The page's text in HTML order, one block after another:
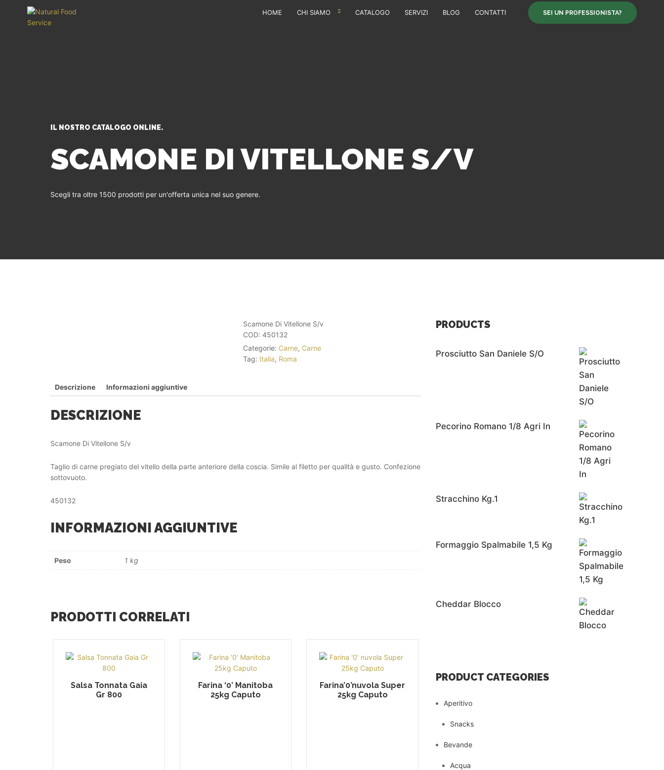
HOME CHI SIAMO CATALOGO SERVIZI BLOG CONTATTI SEI UN PROFESSIONISTA?
IL NOSTRO CATALOGO ONLINE.
SCAMONE DI VITELLONE S/V
Scegli tra oltre 1500 prodotti per un'offerta unica nel suo genere.
Scamone Di Vitellone S/v
COD: 450132
Categorie: Carne, Carne
Tag: Italia, Roma
Descrizione Informazioni aggiuntive
DESCRIZIONE
Scamone Di Vitellone S/v
Taglio di carne pregiato del vitello della parte anteriore della coscia. Simile al filetto per qualità e gusto. Confezione
sottovuoto.
450132
INFORMAZIONI AGGIUNTIVE
Peso 1 kg
PRODOTTI CORRELATI
Salsa Tonnata Gaia
Gr 800
Farina ‘0’ Manitoba
25kg Caputo
Farina’0’nuvola Super
25kg Caputo
PRODUCTS
Prosciutto San Daniele S/o
Pecorino Romano 1/8 Agri In
Stracchino Kg.1
Formaggio Spalmabile 1,5 Kg
Cheddar Blocco
PRODUCT CATEGORIES
Aperitivo
Snacks
Bevande
Acqua